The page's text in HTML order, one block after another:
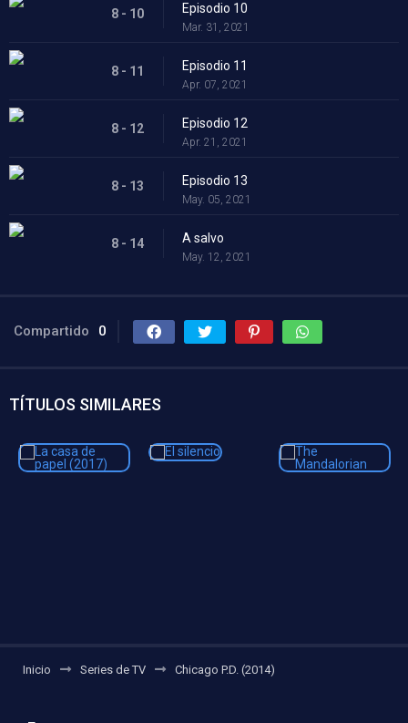
8 - 10 Episodio 10
Mar. 31, 2021
8 - 11 Episodio 11
Apr. 07, 2021
8 - 12 Episodio 12
Apr. 21, 2021
8 - 13 Episodio 13
May. 05, 2021
8 - 14 A salvo
May. 12, 2021
Compartido 0
TÍTULOS SIMILARES
Inicio Series de TV Chicago P.D. (2014)